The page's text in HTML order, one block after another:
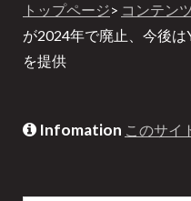
トップページ> コンテン
が2024年で廃止、今後
を提供
Infomation このサイ